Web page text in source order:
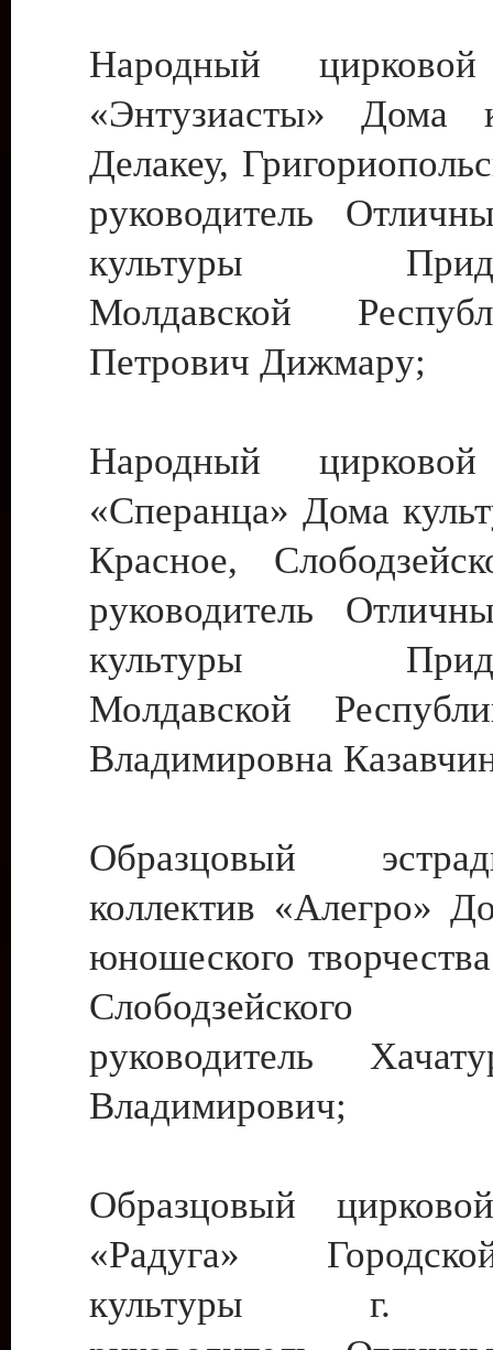
Народный цирковой
«Энтузиасты» Дома
Делакеу,
руководитель
культуры
Молдавской
Петрович Дижмару;
Народный цирковой
«Сперанца» Дома
Красное,
руководитель
культуры
Молдавской
Владимировна
Образцовый
коллектив «Алегро»
юношеского
руководитель
Владимирович;
Образцовый
«Радуга»
культуры г.